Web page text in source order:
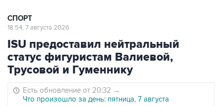
СПОРТ
18:54, 7 августа 2026
ISU предоставил нейтральный
статус фигуристам Валиевой,
Трусовой и Гуменнику
Есть обновление от 20:32 →
Что произошло за день: пятница, 7 августа